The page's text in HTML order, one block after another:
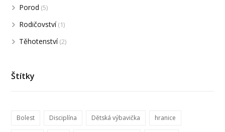
Porod (5)
Rodičovství(1)
Těhotenství(2)
Štítky
Bolest Disciplína Dětská výbavička hranice